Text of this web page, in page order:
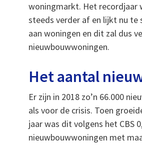
woningmarkt. Het recordjaar
steeds verder af en lijkt nu te
aan woningen en dit zal dus
nieuwbouwwoningen.
Het aantal
Er zijn in 2018 zo’n 66.000
als voor de crisis. Toen
jaar was dit volgens het CBS
nieuwbouwwoningen met